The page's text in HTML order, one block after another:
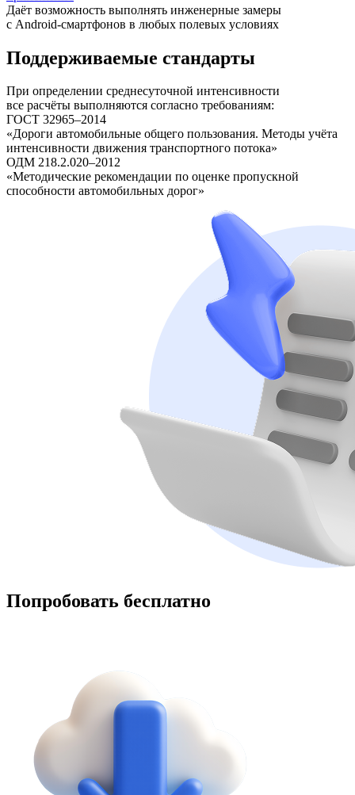
Даёт возможность выполнять инженерные замеры
с Android-смартфонов в любых полевых условиях
Поддерживаемые стандарты
При определении среднесуточной интенсивности
все расчёты выполняются согласно требованиям:
ГОСТ 32965–2014
«Дороги автомобильные общего пользования. Методы учёта
интенсивности движения транспортного потока»
ОДМ 218.2.020–2012
«Методические рекомендации по оценке пропускной
способности автомобильных дорог»
Попробовать бесплатно